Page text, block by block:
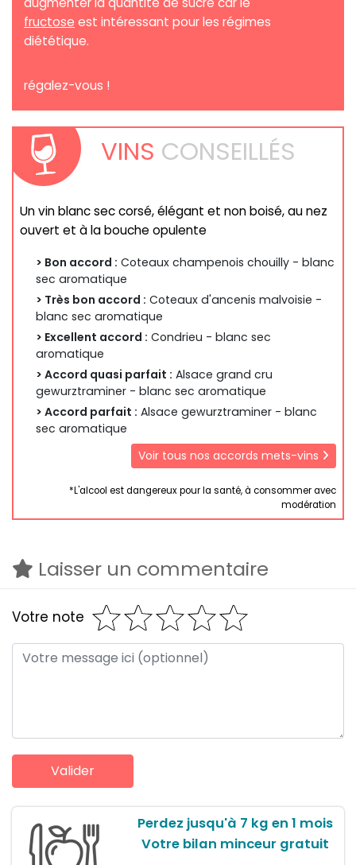
fructose est intéressant pour les régimes
diététique.
régalez-vous !
VINS CONSEILLÉS
Un vin blanc sec corsé, élégant et non boisé, au nez
ouvert et à la bouche opulente
> Bon accord : Coteaux champenois chouilly - blanc
sec aromatique
> Très bon accord : Coteaux d'ancenis malvoisie -
blanc sec aromatique
> Excellent accord : Condrieu - blanc sec
aromatique
> Accord quasi parfait : Alsace grand cru
gewurztraminer - blanc sec aromatique
> Accord parfait : Alsace gewurztraminer - blanc
sec aromatique
Voir tous nos accords mets-vins
*L'alcool est dangereux pour la santé, à consommer avec
modération
Laisser un commentaire
Votre note
Perdez jusqu'à 7 kg en 1 mois
Votre bilan minceur gratuit